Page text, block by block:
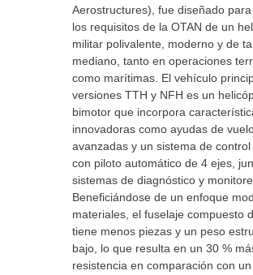
Aerostructures), fue diseñado para
los requisitos de la OTAN de un
militar polivalente, moderno y de
mediano, tanto en operaciones
como marítimas. El vehículo
versiones TTH y NFH es un
bimotor que incorpora
innovadoras como ayudas de
avanzadas y un sistema de control
con piloto automático de 4 ejes,
sistemas de diagnóstico y
Beneficiándose de un enfoque
materiales, el fuselaje compuesto
tiene menos piezas y un peso
bajo, lo que resulta en un 30 %
resistencia en comparación con